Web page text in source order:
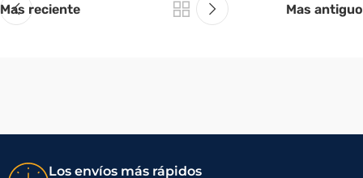
Mas reciente Mas antiguo
Los envíos más rápidos